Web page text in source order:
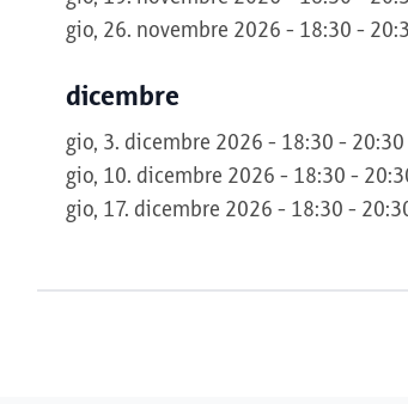
gio, 26. novembre 2026 - 18:30 -
dicembre
gio, 3. dicembre 2026 - 18:30 - 20:30
gio, 10. dicembre 2026 - 18:30 -
gio, 17. dicembre 2026 - 18:30 -